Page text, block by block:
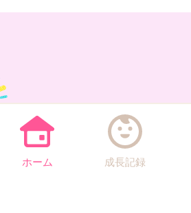
ホーム 成長記録